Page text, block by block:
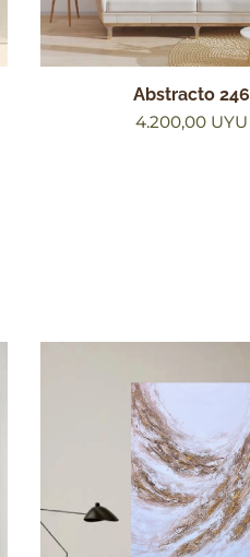
Abstracto 246
4.200,00UYU